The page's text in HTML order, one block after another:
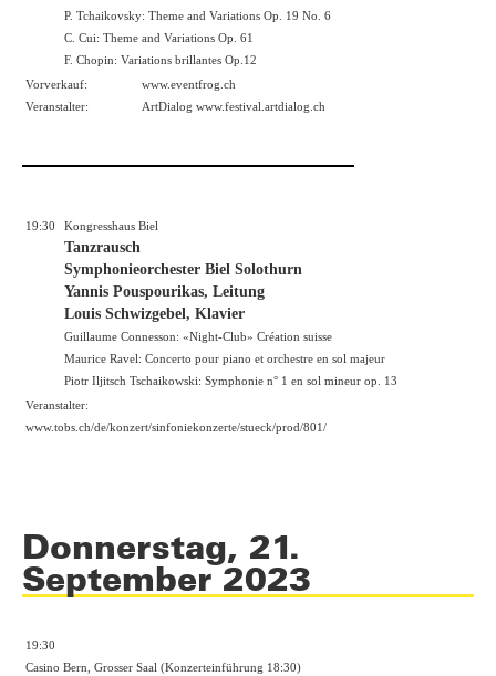
P. Tchaikovsky: Theme and Variations Op. 19 No. 6
C. Cui: Theme and Variations Op. 61
F. Chopin: Variations brillantes Op.12
Vorverkauf:
www.eventfrog.ch
Veranstalter:
ArtDialog www.festival.artdialog.ch
19:30 Kongresshaus Biel
Tanzrausch
Symphonieorchester Biel Solothurn
Yannis Pouspourikas, Leitung
Louis Schwizgebel, Klavier
Guillaume Connesson: «Night-Club» Création suisse
Maurice Ravel: Concerto pour piano et orchestre en sol majeur
Piotr Iljitsch Tschaikowski: Symphonie n° 1 en sol mineur op. 13
Veranstalter:
www.tobs.ch/de/konzert/sinfoniekonzerte/stueck/prod/801/
Donnerstag, 21.
September 2023
19:30
Casino Bern, Grosser Saal (Konzerteinführung 18:30)